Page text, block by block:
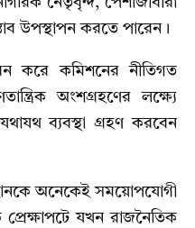
উপস্থাপন করতে পারেন।
করে কমিশনের নীতিগত
অংশগ্রহণের লক্ষ্যে
ব্যবস্থা গ্রহণ করবেন
অনেকেই সময়োপযোগী
যখন রাজনৈতিক